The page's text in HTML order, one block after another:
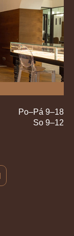
Po–Pá 9–18
So 9–12